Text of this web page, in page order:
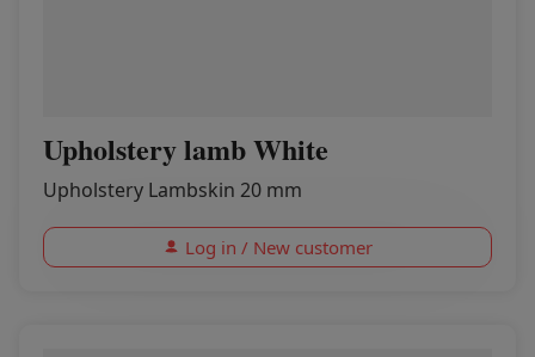
Upholstery lamb White
Upholstery Lambskin 20 mm
Log in / New customer